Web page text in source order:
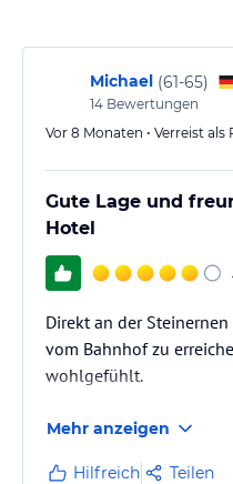
Michael (61-65)
14 Bewertungen
Vor 8 Monaten • Verreist
Gute Lage und
Hotel
Direkt an der
vom Bahnhof zu
wohlgefühlt.
Mehr anzeigen
Hilfreich Teilen